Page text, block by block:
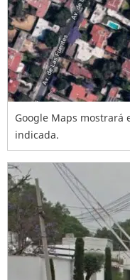
Google Maps mostrará
indicada.